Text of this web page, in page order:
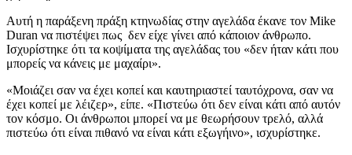
Αυτή η παράξενη πράξη κτηνωδίας στην αγελάδα έκανε τον Mike
Duran να πιστέψει πως δεν είχε γίνει από κάποιον άνθρωπο.
Ισχυρίστηκε ότι τα κοψίματα της αγελάδας του «δεν ήταν κάτι που
μπορείς να κάνεις με μαχαίρι».
«Μοιάζει σαν να έχει κοπεί και καυτηριαστεί ταυτόχρονα, σαν να
έχει κοπεί με λέιζερ», είπε. «Πιστεύω ότι δεν είναι κάτι από αυτόν
τον κόσμο. Οι άνθρωποι μπορεί να με θεωρήσουν τρελό, αλλά
πιστεύω ότι είναι πιθανό να είναι κάτι εξωγήινο», ισχυρίστηκε.